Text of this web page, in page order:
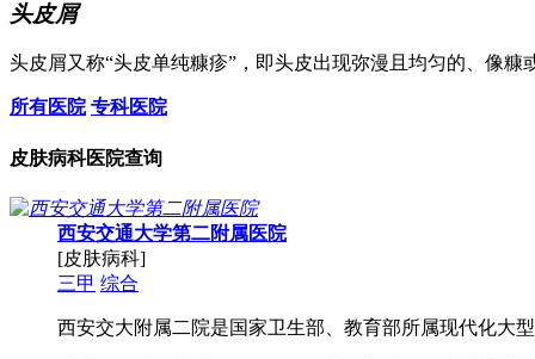
头皮屑
头皮屑又称“头皮单纯糠疹”，即头皮出现弥漫且均匀的、像
所有医院 专科医院
皮肤病科医院查询
西安交通大学第二附属医院
[皮肤病科]
三甲 综合
西安交大附属二院是国家卫生部、教育部所属现代化大